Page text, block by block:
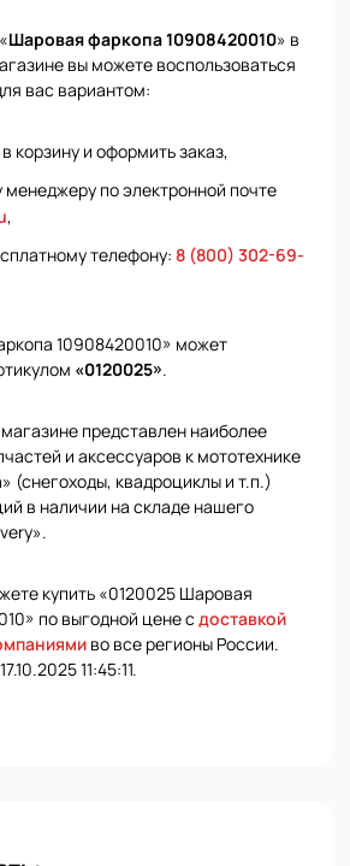
Шаровая фаркопа 10908420010» в
вы можете воспользоваться
вас вариантом:
корзину и оформить заказ,
менеджеру по электронной почте
,
телефону: 8 (800) 302-69-
10908420010» может
«0120025».
представлен наиболее
и аксессуаров к мототехнике
(снегоходы, квадроциклы и т.п.)
в наличии на складе нашего
купить «0120025 Шаровая
по выгодной цене с доставкой
во все регионы России.
11:45:11.